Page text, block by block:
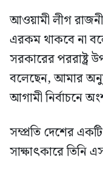
আওয়ামী লীগ
এরকম থাকবে না
সরকারের পররাষ্ট্র
বলেছেন, আমার
আগামী নির্বাচনে
সম্প্রতি দেশের
সাক্ষাৎকারে তিনি